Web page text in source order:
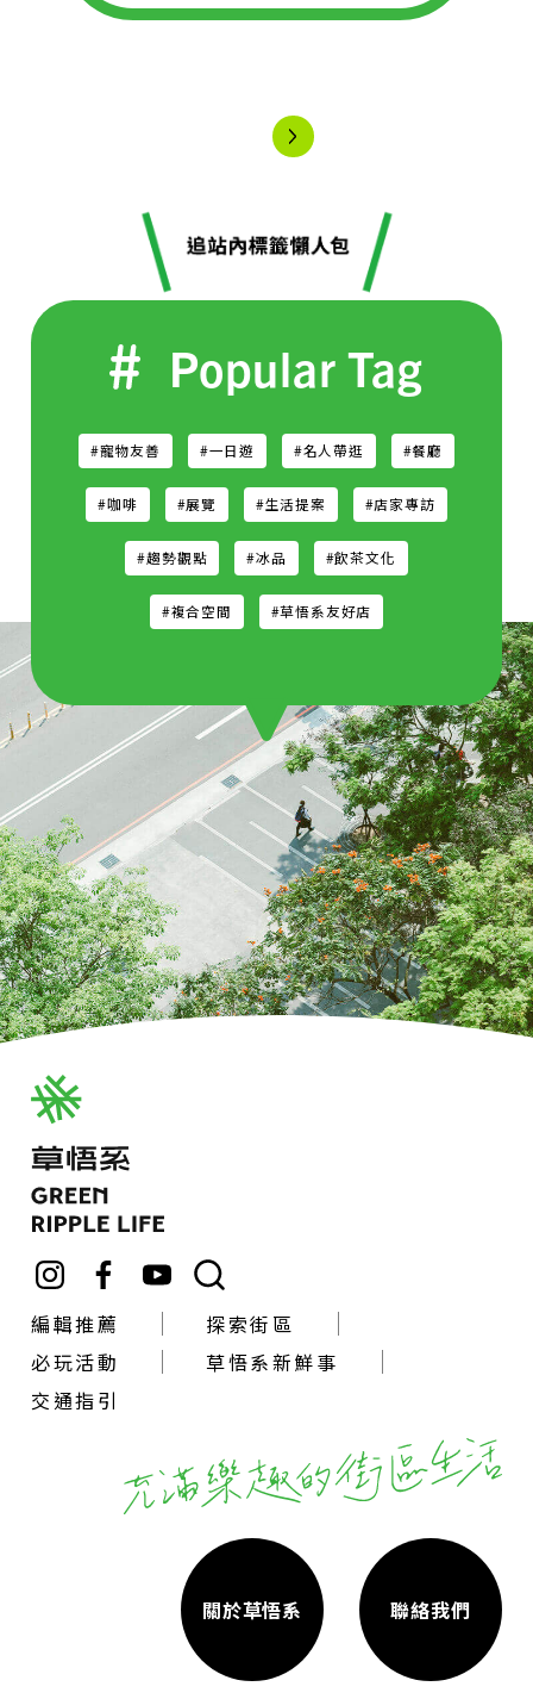
Popular Tag
#寵物友善 #一日遊 #名人帶逛 #餐廳
#咖啡 #展覽 #生活提案 #店家專訪
#趨勢觀點 #冰品 #飲茶文化
#複合空間 #草悟系友好店
編輯推薦
探索街區
必玩活動
草悟系新鮮事
交通指引
關於草悟系 聯絡我們